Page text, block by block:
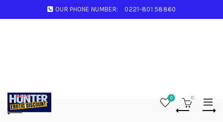
OUR PHONE NUMBER: 0221-801 58860
0 0